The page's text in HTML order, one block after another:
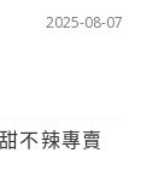
2025-08-07
不辣專賣